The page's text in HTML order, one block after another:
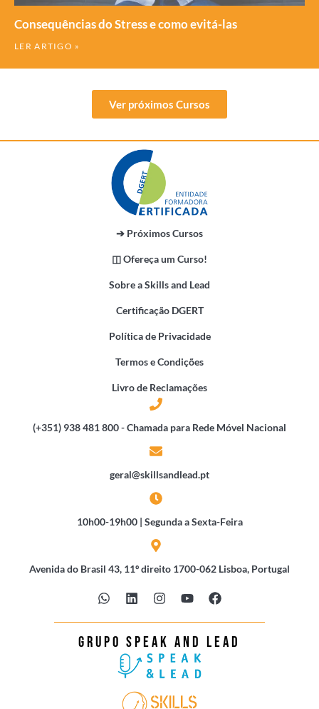
Consequências do Stress e como evitá-las
LER ARTIGO »
Ver próximos Cursos
➔ Próximos Cursos
◫ Ofereça um Curso!
Sobre a Skills and Lead
Certificação DGERT
Política de Privacidade
Termos e Condições
Livro de Reclamações
(+351) 938 481 800 - Chamada para Rede Móvel Nacional
geral@skillsandlead.pt
10h00-19h00 | Segunda a Sexta-Feira
Avenida do Brasil 43, 11º direito 1700-062 Lisboa, Portugal
h
t
s
a
i
k
e
d
n
n
t
a
g
r
a
o
t
u
b
e
a
e
b
o
grupo speak and lead